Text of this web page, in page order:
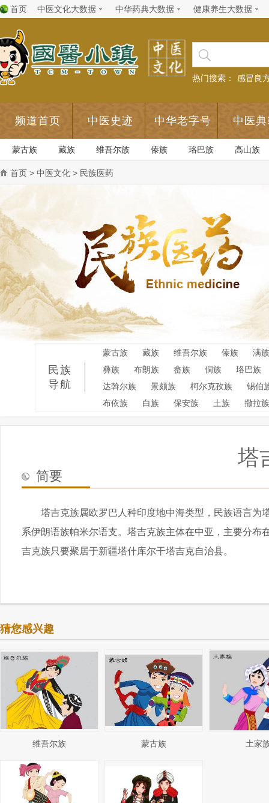
首页 中医文化大数据 中华药典大数据 健康养生大数据
热门搜索： 感冒良
频道首页 中医史迹 中华老字号 中医
蒙古族 藏族 维吾尔族 傣族 珞巴族 高山族
首页 > 中医文化 > 民族医药
民族
导航
蒙古族 藏族 维吾尔族 傣族
满族
彝族
布朗族 畲族 侗族
珞巴族
达斡尔族
景颇族 柯尔克孜族
锡伯
布依族
白族 保安族 土族 撒拉族
塔
简要
塔吉克族属欧罗巴人种印度地中海类型，民族语言为
系伊朗语族帕米尔语支。 塔吉克族主体在中亚，主要分布
吉克族只要聚居于新疆塔什库尔干塔吉克自治县。
猜您感兴趣
维吾尔族 蒙古族 土家